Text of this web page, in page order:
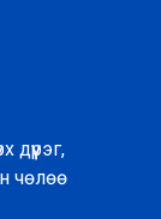
чөлөө